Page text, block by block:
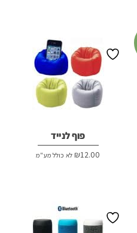
פוף לנייד
₪12.00 לא כולל מע"מ